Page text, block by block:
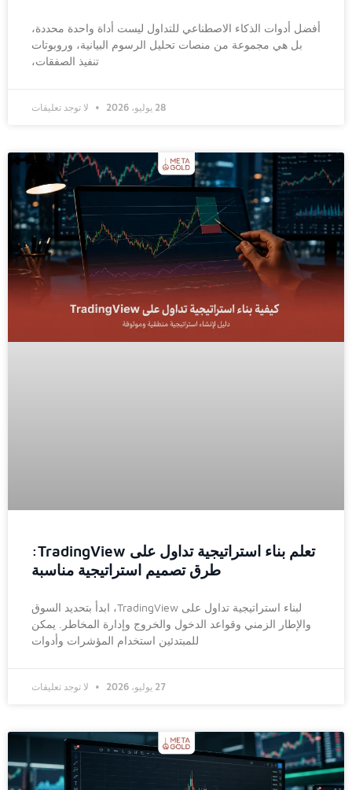
أفضل أدوات الذكاء الاصطناعي للتداول ليست أداة واحدة محددة،
بل هي مجموعة من منصات تحليل الرسوم البيانية، وروبوتات
تنفيذ الصفقات،
28 يوليو، 2026 لا توجد تعليقات
تعلم بناء استراتيجية تداول على TradingView:
طرق تصميم استراتيجية مناسبة
لبناء استراتيجية تداول على TradingView، ابدأ بتحديد السوق
والإطار الزمني وقواعد الدخول والخروج وإدارة المخاطر. يمكن
للمبتدئين استخدام المؤشرات وأدوات
27 يوليو، 2026 لا توجد تعليقات